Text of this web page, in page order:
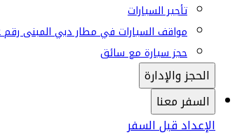
تأجير السيارات
مواقف السيارات في مطار دبي المبنى رقم 2
حجز سيارة مع سائق
الحجز والإدارة
السفر معنا
الإعداد قبل السفر